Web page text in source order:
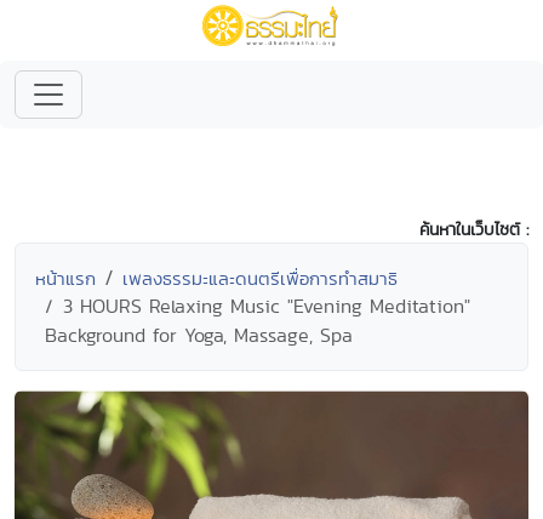
ค้นหาในเว็บไซต์ :
หน้าแรก เพลงธรรมะและดนตรีเพื่อการทำสมาธิ
3 HOURS Relaxing Music "Evening Meditation"
Background for Yoga, Massage, Spa